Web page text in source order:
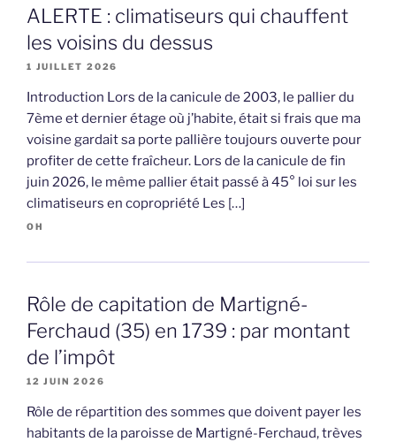
ALERTE : climatiseurs qui chauffent
les voisins du dessus
1 JUILLET 2026
Introduction Lors de la canicule de 2003, le pallier du
7ème et dernier étage où j’habite, était si frais que ma
voisine gardait sa porte pallière toujours ouverte pour
profiter de cette fraîcheur. Lors de la canicule de fin
juin 2026, le même pallier était passé à 45° loi sur les
climatiseurs en copropriété Les […]
OH
Rôle de capitation de Martigné-
Ferchaud (35) en 1739 : par montant
de l’impôt
12 JUIN 2026
Rôle de répartition des sommes que doivent payer les
habitants de la paroisse de Martigné-Ferchaud, trèves